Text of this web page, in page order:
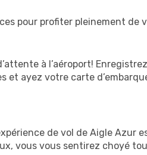
pour profiter pleinement de
à l’aéroport!
et ayez votre carte
de vol de Aigle Azur
vous vous sentirez choyé